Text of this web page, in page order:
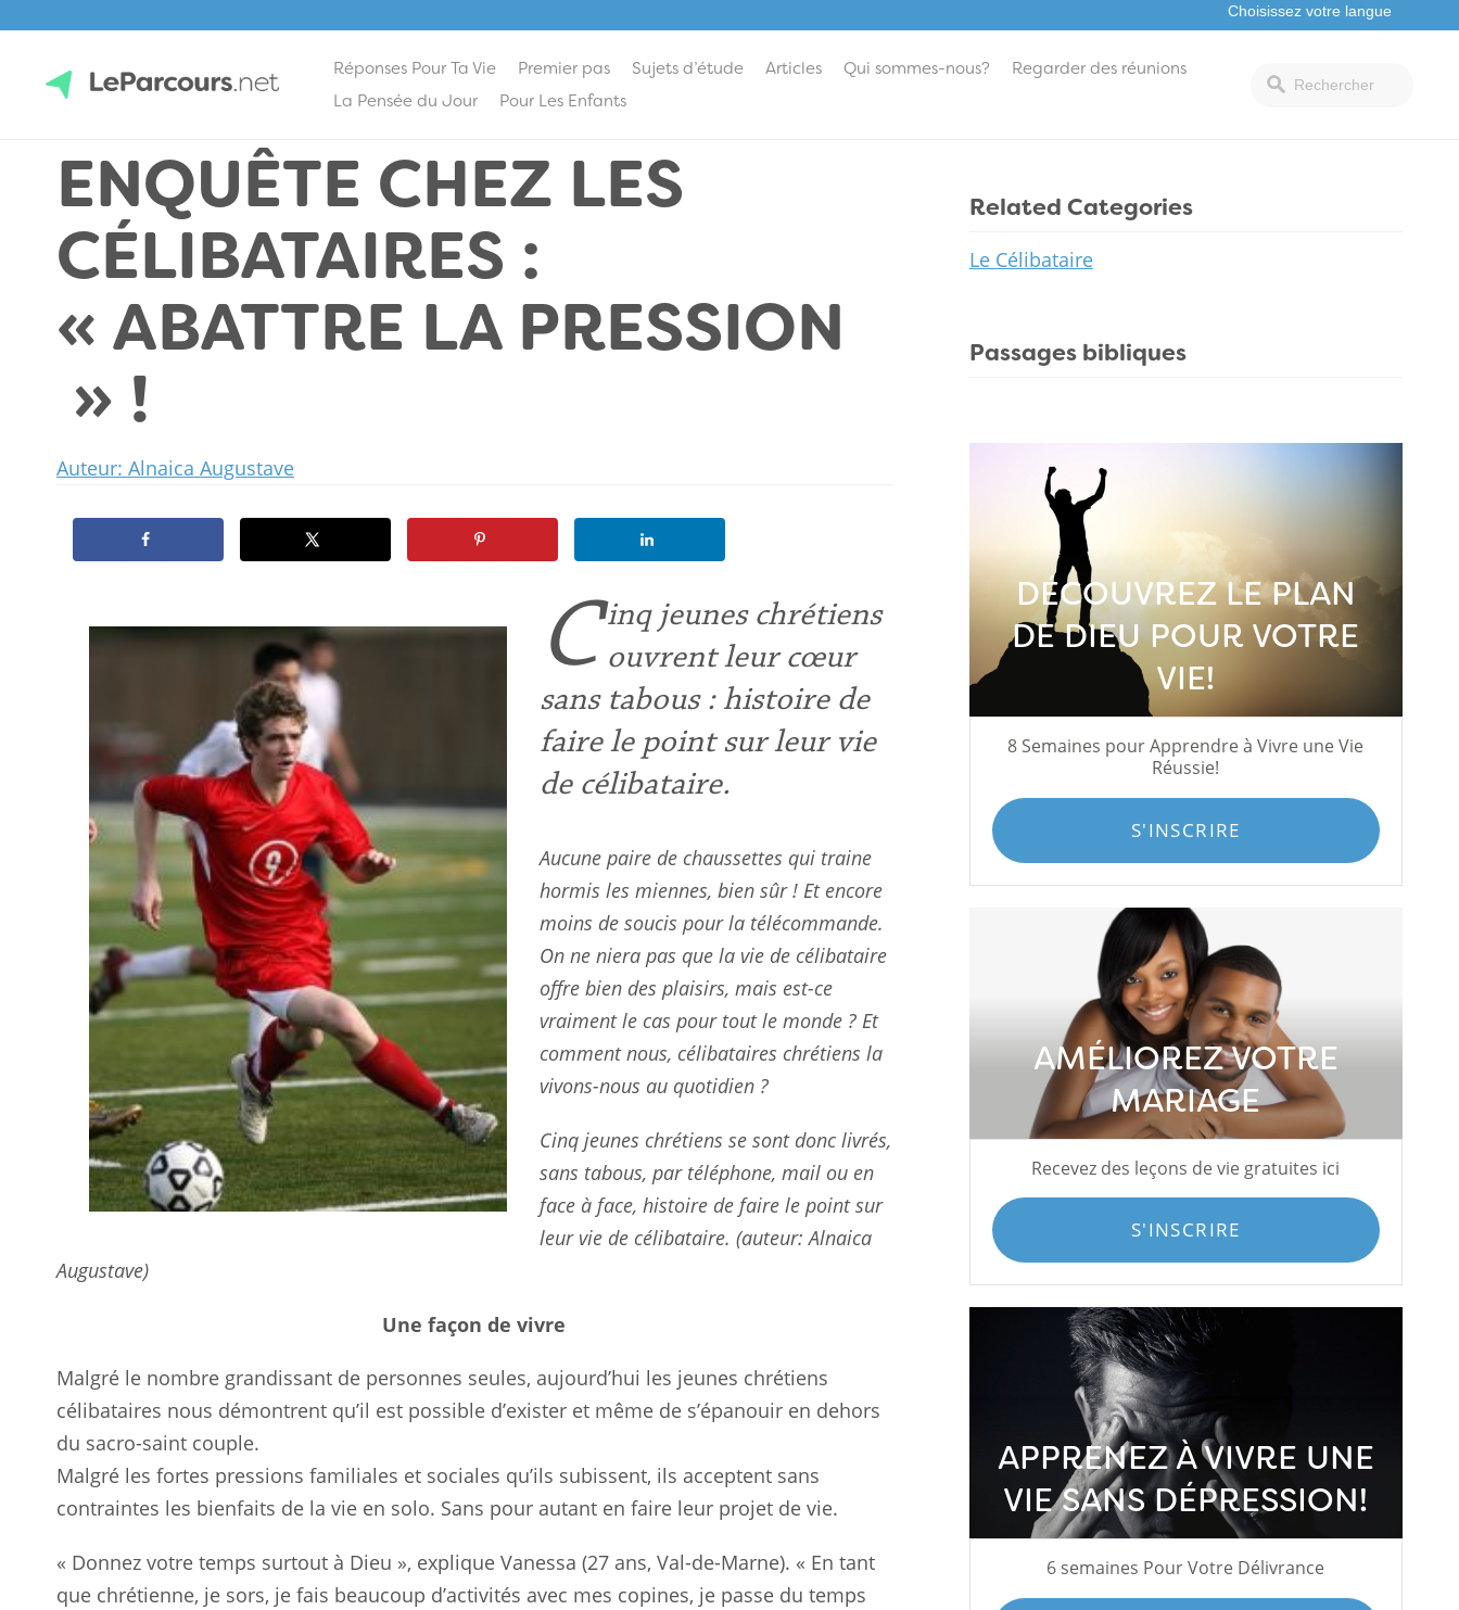
contentLeParcours.net
Réponses Pour Ta Vie Premier pas Sujets d’étude Articles Qui sommes-nous?
Regarder des réunions
La Pensée du Jour
Pour Les Enfants
ENQUÊTE CHEZ LES
CÉLIBATAIRES :
« ABATTRE LA PRESSION
» !
Auteur: Alnaica Augustave
C inq jeunes chrétiens
ouvrent leur cœur
sans tabous : histoire de
faire le point sur leur vie
de célibataire.
Aucune paire de chaussettes qui traine
hormis les miennes, bien sûr ! Et encore
moins de soucis pour la télécommande.
On ne niera pas que la vie de célibataire
offre bien des plaisirs, mais est-ce
vraiment le cas pour tout le monde ? Et
comment nous, célibataires chrétiens la
vivons-nous au quotidien ?
Cinq jeunes chrétiens se sont donc livrés,
sans tabous, par téléphone, mail ou en
face à face, histoire de faire le point sur
leur vie de célibataire. (auteur: Alnaica
Augustave)
Une façon de vivre
Malgré le nombre grandissant de personnes seules, aujourd’hui les jeunes chrétiens
célibataires nous démontrent qu’il est possible d’exister et même de s’épanouir en dehors
du sacro-saint couple.
Malgré les fortes pressions familiales et sociales qu’ils subissent, ils acceptent sans
contraintes les bienfaits de la vie en solo. Sans pour autant en faire leur projet de vie.
« Donnez votre temps surtout à Dieu », explique Vanessa (27 ans, Val-de-Marne). « En tant
que chrétienne, je sors, je fais beaucoup d’activités avec mes copines, je passe du temps
Related Categories
Le Célibataire
Passages bibliques
DÉCOUVREZ LE PLAN
DE DIEU POUR VOTRE
VIE!
8 Semaines pour Apprendre à Vivre une Vie
Réussie!
S'INSCRIRE
AMÉLIOREZ VOTRE
MARIAGE
Recevez des leçons de vie gratuites ici
S'INSCRIRE
APPRENEZ À VIVRE UNE
VIE SANS DÉPRESSION!
6 semaines Pour Votre Délivrance